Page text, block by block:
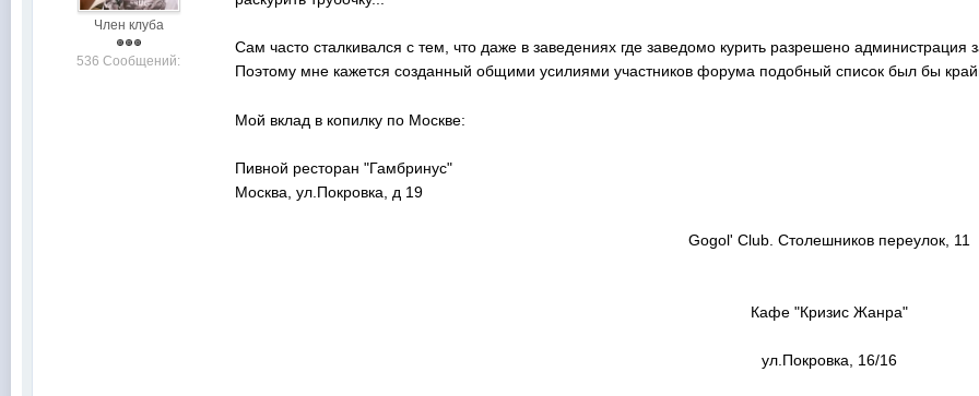
Член клуба
536 Сообщений:
Сам часто сталкивался с тем, что даже в заведениях где заведомо курить разрешено администрация
Поэтому мне кажется созданный общими усилиями участников форума подобный список был бы
Мой вклад в копилку по Москве:
Пивной ресторан "Гамбринус"
Москва, ул.Покровка, д 19
Gogol' Club. Столешников переулок, 11
Кафе "Кризис Жанра"
ул.Покровка, 16/16